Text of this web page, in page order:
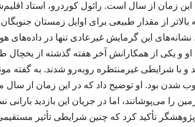
این زمان از سال است. رائول کوردرو، استاد
دمای ثبت‌شده حدود ۲۰ درجه بالاتر از مقدار طبیعی برای اوایل
این گرمایش غیرعادی تنها در داده‌های
و یکی از همکارانش آخر هفته گذشته از یخچال
با شرایطی غیرمنتظره روبه‌رو شدند. به گفته
را می‌پوشانند، اما در جریان این بازدید
تأکید کرد که چنین شرایطی تأثیر